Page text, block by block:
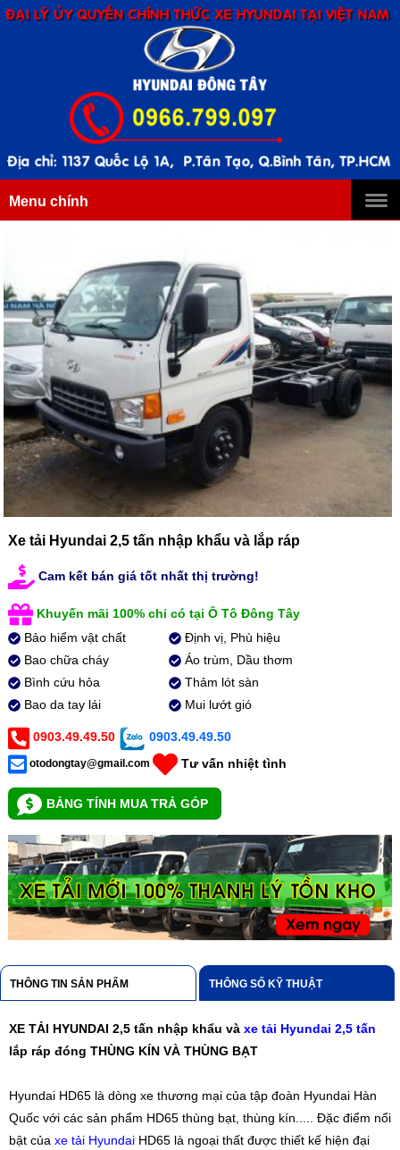
Menu chính
Xe tải Hyundai 2,5 tấn nhập khẩu và lắp ráp
Cam kết bán giá tốt nhất thị trường!
Khuyến mãi 100% chỉ có tại Ô Tô Đông Tây
Bảo hiểm vật chất
Bao chữa cháy
Bình cứu hỏa
Bao da tay lái
Định vị, Phù hiệu
Áo trùm, Dầu thơm
Thảm lót sàn
Mui lướt gió
0903.49.49.50 0903.49.49.50
otodongtay@gmail.com Tư vấn nhiệt tình
BẢNG TÍNH MUA TRẢ GÓP
THÔNG TIN SẢN PHẨM THÔNG SỐ KỸ THUẬT
XE TẢI HYUNDAI 2,5 tấn nhập khẩu và xe tải Hyundai 2,5 tấn
lắp ráp đóng THÙNG KÍN VÀ THÙNG BẠT
Hyundai HD65 là dòng xe thương mại của tập đoàn Hyundai Hàn
Quốc với các sản phẩm HD65 thùng bạt, thùng kín..... Đặc điểm nổi
bật của xe tải Hyundai HD65 là ngoại thất được thiết kế hiện đại